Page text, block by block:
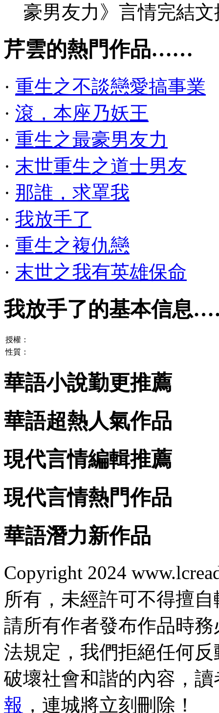
豪男友力》言情完結
芹雲的熱門作品……
· 重生之不談戀愛搞事業
· 滾，本座乃妖王
· 重生之最豪男友力
· 末世重生之道士男友
· 那誰，求罩我
· 我放手了
· 重生之複仇戀
· 末世之我有英雄保命
我放手了的基本信息
授權：
性質：
華語小說勤更推薦
華語超熱人氣作品
現代言情編輯推薦
現代言情熱門作品
華語潛力新作品
Copyright 2024
所有，未經許可不得擅
請所有作者發布作品時
法規定，我們拒絕任何
破壞社會和諧的內容，
報 ，連城將立刻刪除！